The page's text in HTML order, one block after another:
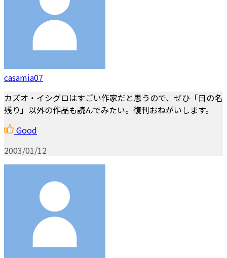
casamia07
カズオ・イシグロはすごい作家だと思うので、ぜひ「日の名
残り」以外の作品も読んでみたい。復刊おねがいします。
Good
2003/01/12